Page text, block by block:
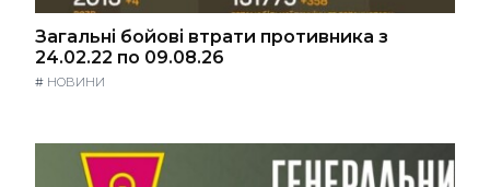
Загальні бойові втрати противника з
24.02.22 по 09.08.26
# НОВИНИ